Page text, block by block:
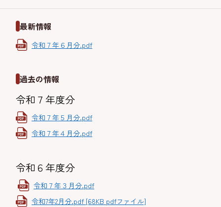
最新情報
令和７年６月分.pdf
過去の情報
令和７年度分
令和７年５月分.pdf
令和７年４月分.pdf
令和６年度分
令和７年３月分.pdf
令和7年2月分.pdf [68KB pdfファイル]